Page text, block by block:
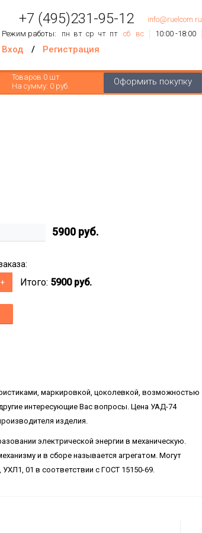
+7 (495)231-95-12
info@ruelcom.ru
Режим работы:
пн вт ср чт пт сб вс 10:00 -18:00
Вход / Регистрация
Оформить покупку
Товаров 0 шт.
На сумму: 0 руб.
5900 руб.
+ Итого: 5900 руб.
маркировкой, цоколевкой, возможностью
интересующие Вас вопросы. Цена УАД-74
изделия.
электрической энергии в механическую.
и в сборе называется агрегатом. Могут
01 в соответствии с ГОСТ 15150-69.